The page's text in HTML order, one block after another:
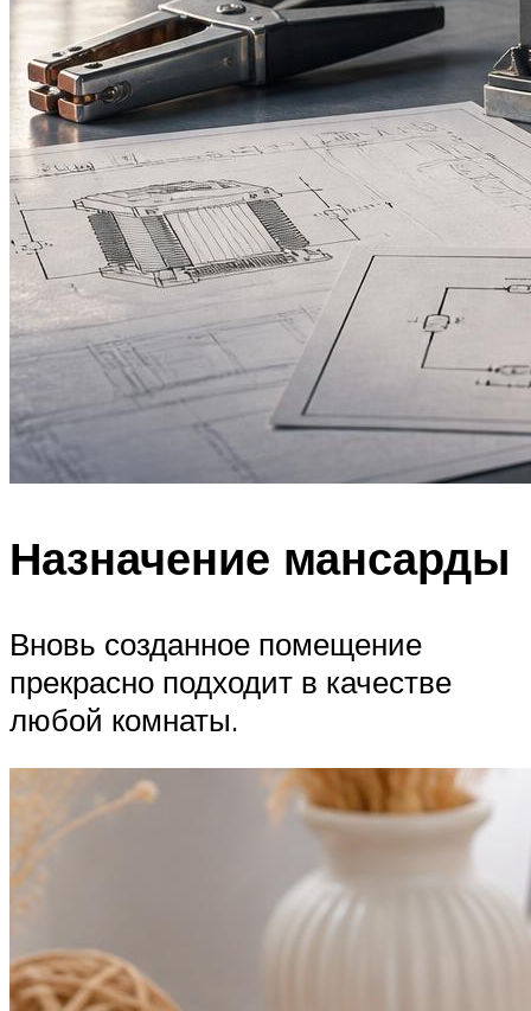
Назначение мансарды
Вновь созданное помещение
прекрасно подходит в качестве
любой комнаты.